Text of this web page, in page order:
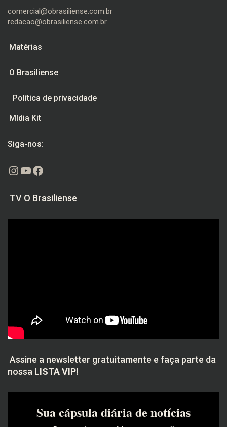
comercial@obrasiliense.com.br
redacao@obrasiliense.com.br
Matérias
O Brasiliense
Política de privacidade
Mídia Kit
Siga-nos:
Instagram
Youtube
Facebook
TV O Brasiliense
Assine a newsletter gratuitamente e faça parte da
nossa LISTA VIP!
Sua cápsula diária de notícias